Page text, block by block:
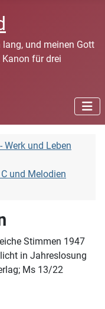
und meinen Gott
für drei
Werk und Leben
und Melodien
Stimmen 1947
in Jahreslosung
Ms 13/22